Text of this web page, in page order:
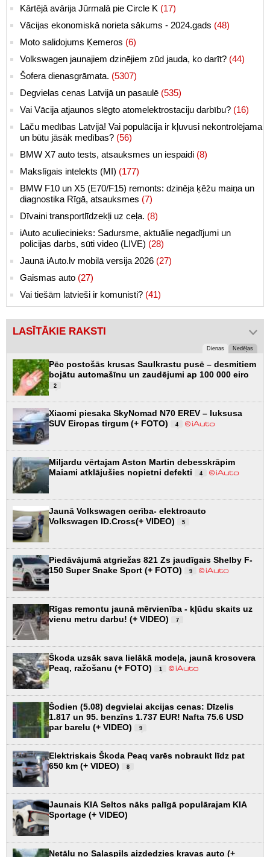
Kārtējā avārija Jūrmalā pie Circle K (17)
Vācijas ekonomiskā norieta sākums - 2024.gads (48)
Moto salidojums Ķemeros (6)
Volkswagen jaunajiem dzinējiem zūd jauda, ko darīt? (44)
Šofera dienasgrāmata. (5307)
Degvielas cenas Latvijā un pasaulē (535)
Vai Vācija atjaunos slēgto atomelektrostaciju darbību? (16)
Lāču medības Latvijā! Vai populācija ir kļuvusi nekontrolējama
un būtu jāsāk medības? (56)
BMW X7 auto tests, atsauksmes un iespaidi (8)
Makslīgais intelekts (MI) (177)
BMW F10 un X5 (E70/F15) remonts: dzinēja ķēžu maiņa un
diagnostika Rīgā, atsauksmes (7)
Dīvaini transportlīdzekļi uz ceļa. (8)
iAuto aculiecinieks: Sadursme, aktuālie negadījumi un
policijas darbs, sūti video (LIVE) (28)
Jaunā iAuto.lv mobilā versija 2026 (27)
Gaismas auto (27)
Vai tiešām latvieši ir komunisti? (41)
LASĪTĀKIE RAKSTI
Dienas Nedēļas
Pēc postošās krusas Saulkrastu pusē – desmitiem
bojātu automašīnu un zaudējumi ap 100 000 eiro
2
Xiaomi piesaka SkyNomad N70 EREV – luksusa
SUV Eiropas tirgum (+ FOTO)
4
Miljardu vērtajam Aston Martin debesskrāpim
Maiami atklājušies nopietni defekti
4
Jaunā Volkswagen cerība- elektroauto
Volkswagen ID.Cross(+ VIDEO)
5
Piedāvājumā atgriežas 821 Zs jaudīgais Shelby F-
150 Super Snake Sport (+ FOTO)
9
Rīgas remontu jaunā mērvienība - kļūdu skaits uz
vienu metru darbu! (+ VIDEO)
7
Škoda uzsāk sava lielākā modeļa, jaunā krosovera
Peaq, ražošanu (+ FOTO)
1
Šodien (5.08) degvielai akcijas cenas: Dīzelis
1.817 un 95. benzīns 1.737 EUR! Nafta 75.6 USD
par barelu (+ VIDEO)
9
Elektriskais Škoda Peaq varēs nobraukt līdz pat
650 km (+ VIDEO)
8
Jaunais KIA Seltos nāks palīgā populārajam KIA
Sportage (+ VIDEO)
Netālu no Salaspils aizdedzies kravas auto (+